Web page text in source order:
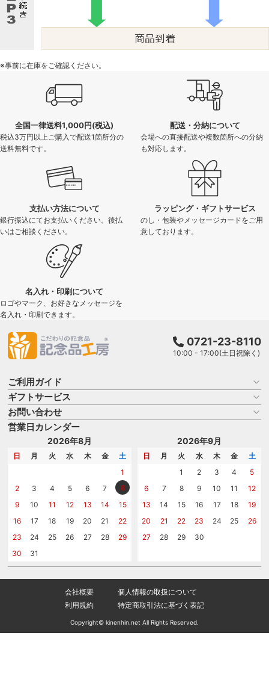
※事前に在庫をご確認ください。
全国一律送料1,000円(税込)
税込3万円以上ご購入で配送1箇所分の
送料無料です。
配送・分納について
会場への直接配送や複数箇所への分納
も対応します。
支払い方法について
銀行振込にてお支払いください。後払
いはご相談ください。
ラッピング・ギフトサービス
のし・包装やメッセージカードをご用
意しております。
名入れ・印刷について
ロゴやマーク、お好きなメッセージを
名入れ・印刷できます。
0721-23-8110
10:00 - 17:00(土日祝除く)
ご利用ガイド
お買い物ガイド
よくある質問
はじめての記念品選び
記念品工房の使い方
ギフトサービス
名入れについて
のし
メッセージカード
お問い合わせ
商品選びを相談する
名入れについて相談する
カタログを請求する
営業日カレンダー
2026年8月
日 月 火 水 木 金
土
1
2
3 4 5 6 7
8
9
10 11 12 13 14
15
16
17 18 19 20 21
22
23
24 25 26 27 28
29
30
31
2026年9月
日 月 火 水 木 金
土
1
2 3 4
5
6
7 8 9 10 11
12
13
14 15 16 17 18
19
20
21 22 23 24 25
26
27
28 29 30
会社概要
個人情報の取扱について
利用規約
特定商取引法に基づく表記
Copyright© kinenhin.net All Rights Reserved.